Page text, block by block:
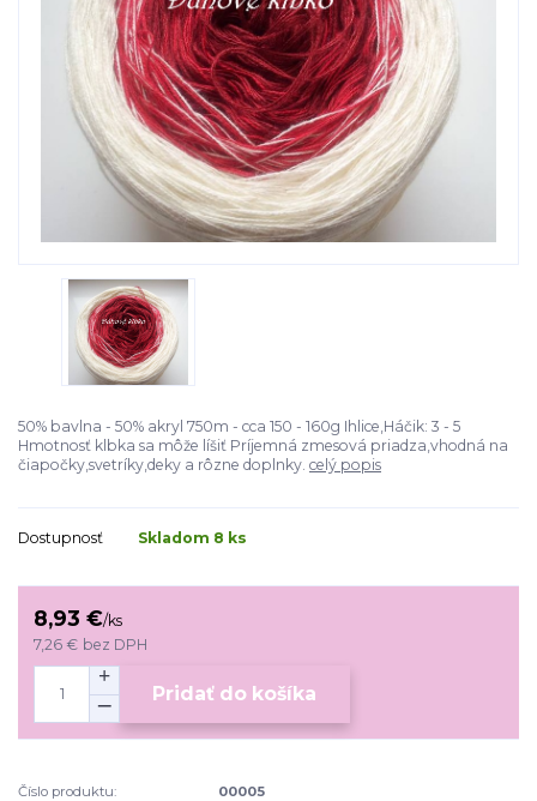
50% bavlna - 50% akryl 750m - cca 150 - 160g Ihlice,Háčik: 3 - 5
Hmotnosť klbka sa môže líšiť Príjemná zmesová priadza,vhodná na
čiapočky,svetríky,deky a rôzne doplnky. celý popis
Dostupnosť Skladom 8 ks
8,93 €/ks
7,26 € bez DPH
Pridať do košíka
Číslo produktu:
00005